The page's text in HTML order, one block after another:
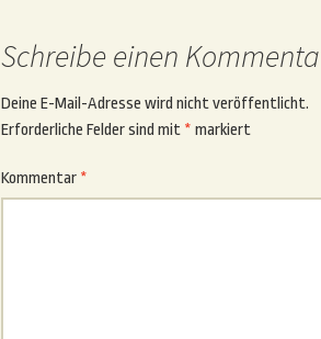
Schreibe einen
Deine E-Mail-Adresse wird nicht veröffentlicht.
Erforderliche Felder sind mit * markiert
Kommentar *